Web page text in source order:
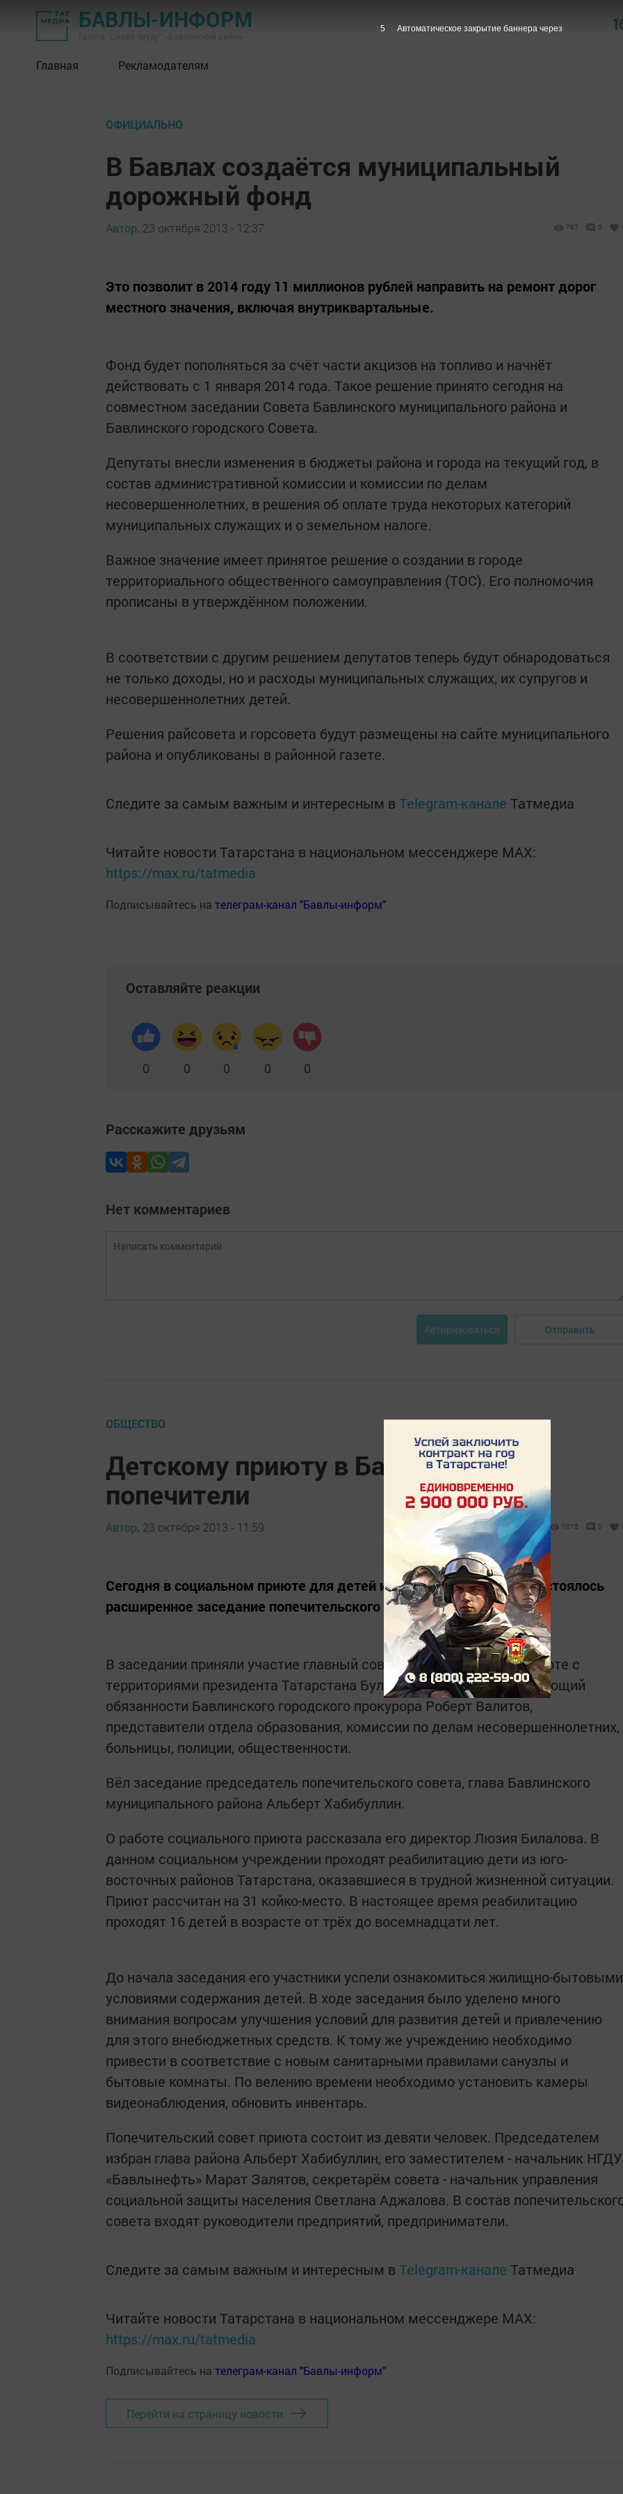
БАВЛЫ-ИНФОРМ
Главная Рекламодателям
ОФИЦИАЛЬНО
В Бавлах создаётся муниципальный
дорожный фонд
Автор, 23 октября 2013 - 12:37 797 0
Это позволит в 2014 году 11 миллионов рублей направить на ремонт дорог
местного значения, включая внутриквартальные.
Фонд будет пополняться за счёт части акцизов на топливо и начнёт
действовать с 1 января 2014 года. Такое решение принято сегодня на
совместном заседании Совета Бавлинского муниципального района и
Бавлинского городского Совета.
Депутаты внесли изменения в бюджеты района и города на текущий год, в
состав административной комиссии и комиссии по делам
несовершеннолетних, в решения об оплате труда некоторых категорий
муниципальных служащих и о земельном налоге.
Важное значение имеет принятое решение о создании в городе
территориального общественного самоуправления (ТОС). Его полномочия
прописаны в утверждённом положении.
В соответствии с другим решением депутатов теперь будут обнародоваться
не только доходы, но и расходы муниципальных служащих, их супругов и
несовершеннолетних детей.
Решения райсовета и горсовета будут размещены на сайте муниципального
района и опубликованы в районной газете.
Следите за самым важным и интересным в Telegram-канале Татмедиа
Читайте новости Татарстана в национальном мессенджере MАХ:
https://max.ru/tatmedia
Подписывайтесь на телеграм-канал "Бавлы-информ"
Оставляйте реакции
0 0 0 0 0
Расскажите друзьям
Нет комментариев
Авторизоваться Отправить
ОБЩЕСТВО
Детскому приюту в Бавлах помогут
попечители
Автор, 23 октября 2013 - 11:59 1015 0
Сегодня в социальном приюте для детей и подростков «Семья» состоялось
расширенное заседание попечительского совета.
В заседании приняли участие главный советник управления по работе с
территориями президента Татарстана Булат Фахрутдинов, исполняющий
обязанности Бавлинского городского прокурора Роберт Валитов,
представители отдела образования, комиссии по делам несовершеннолетних,
больницы, полиции, общественности.
Вёл заседание председатель попечительского совета, глава Бавлинского
муниципального района Альберт Хабибуллин.
О работе социального приюта рассказала его директор Люзия Билалова. В
данном социальном учреждении проходят реабилитацию дети из юго-
восточных районов Татарстана, оказавшиеся в трудной жизненной ситуации.
Приют рассчитан на 31 койко-место. В настоящее время реабилитацию
проходят 16 детей в возрасте от трёх до восемнадцати лет.
До начала заседания его участники успели ознакомиться жилищно-бытовыми
условиями содержания детей. В ходе заседания было уделено много
внимания вопросам улучшения условий для развития детей и привлечению
для этого внебюджетных средств. К тому же учреждению необходимо
привести в соответствие с новым санитарными правилами санузлы и
бытовые комнаты. По велению времени необходимо установить камеры
видеонаблюдения, обновить инвентарь.
Попечительский совет приюта состоит из девяти человек. Председателем
избран глава района Альберт Хабибуллин, его заместителем - начальник НГДУ
«Бавлынефть» Марат Залятов, секретарём совета - начальник управления
социальной защиты населения Светлана Аджалова. В состав
совета входят руководители предприятий, предприниматели.
Следите за самым важным и интересным в Telegram-канале Татмедиа
Читайте новости Татарстана в национальном мессенджере MАХ:
https://max.ru/tatmedia
Подписывайтесь на телеграм-канал "Бавлы-информ"
Перейти на страницу новости
4 Автоматическое закрытие баннера через